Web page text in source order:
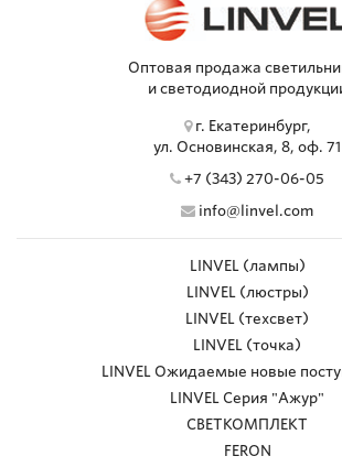
Оптовая продажа
и светодиодной
г. Екатеринбург,
ул. Основинская, 8, оф. 71
+7 (343) 270-06-05
info@linvel.com
LINVEL (лампы)
LINVEL (люстры)
LINVEL (техсвет)
LINVEL (точка)
LINVEL Ожидаемые новые
LINVEL Серия "Ажур"
СВЕТКОМПЛЕКТ
FERON